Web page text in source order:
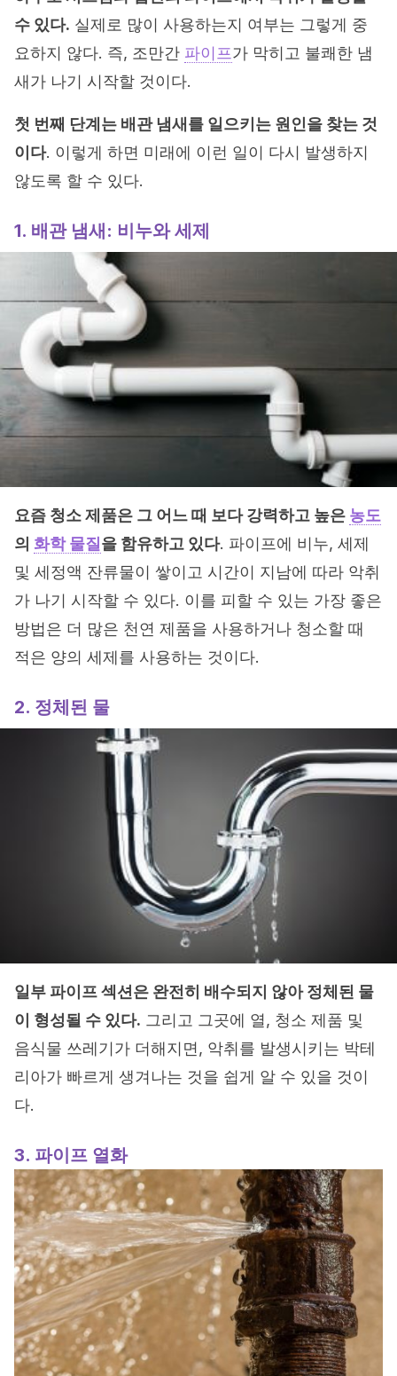
수 있다. 실제로 많이 사용하는지 여부는 그렇게 중
요하지 않다. 즉, 조만간 파이프가 막히고 불쾌한 냄
새가 나기 시작할 것이다.
첫 번째 단계는 배관 냄새를 일으키는 원인을 찾는 것
이다. 이렇게 하면 미래에 이런 일이 다시 발생하지
않도록 할 수 있다.
1. 배관 냄새: 비누와 세제
요즘 청소 제품은 그 어느 때 보다 강력하고 높은 농도
의 화학 물질 을 함유하고 있다. 파이프에 비누, 세제
및 세정액 잔류물이 쌓이고 시간이 지남에 따라 악취
가 나기 시작할 수 있다. 이를 피할 수 있는 가장 좋은
방법은 더 많은 천연 제품을 사용하거나 청소할 때
적은 양의 세제를 사용하는 것이다.
2. 정체된 물
일부 파이프 섹션은 완전히 배수되지 않아 정체된 물
이 형성될 수 있다. 그리고 그곳에 열, 청소 제품 및
음식물 쓰레기가 더해지면, 악취를 발생시키는 박테
리아가 빠르게 생겨나는 것을 쉽게 알 수 있을 것이
다.
3. 파이프 열화